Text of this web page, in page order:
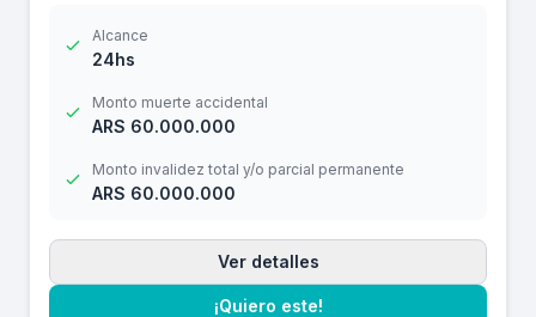
Alcance
24hs
Monto muerte accidental
ARS 60.000.000
Monto invalidez total y/o parcial permanente
ARS 60.000.000
Ver detalles
¡Quiero este!